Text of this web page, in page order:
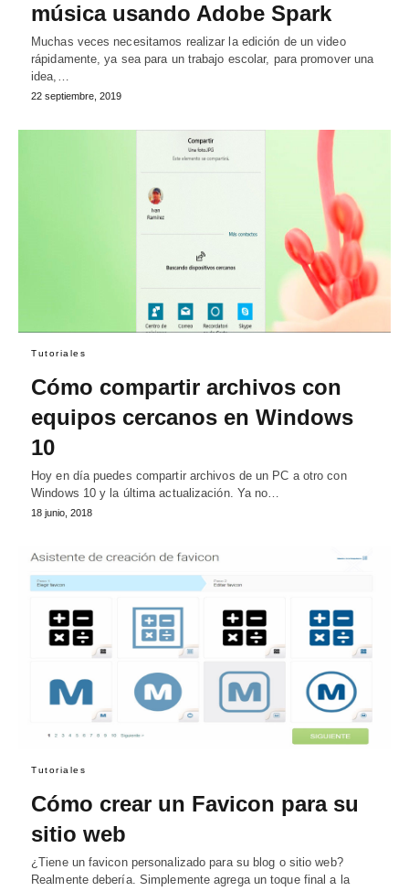
música usando Adobe Spark
Muchas veces necesitamos realizar la edición de un video
rápidamente, ya sea para un trabajo escolar, para promover una
idea,…
22 septiembre, 2019
Tutoriales
Cómo compartir archivos con
equipos cercanos en Windows
10
Hoy en día puedes compartir archivos de un PC a otro con
Windows 10 y la última actualización. Ya no…
18 junio, 2018
Tutoriales
Cómo crear un Favicon para su
sitio web
¿Tiene un favicon personalizado para su blog o sitio web?
Realmente debería. Simplemente agrega un toque final a la